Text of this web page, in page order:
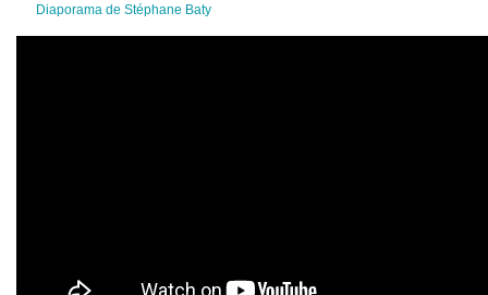
Diaporama de Stéphane Baty